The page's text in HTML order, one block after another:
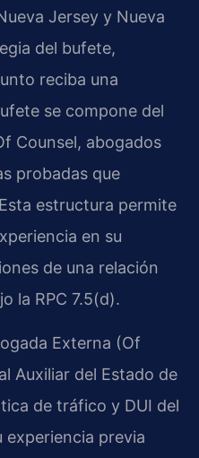
Jersey y Nueva
del bufete,
reciba una
se compone del
Counsel, abogados
probadas que
estructura permite
en su
de una relación
la RPC 7.5(d).
Externa (Of
Auxiliar del Estado de
de tráfico y DUI del
experiencia previa